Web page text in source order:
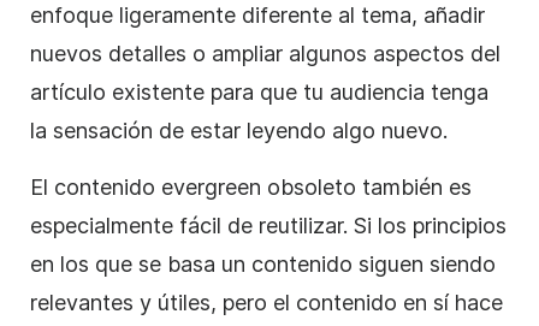
enfoque ligeramente diferente al tema, añadir
nuevos detalles o ampliar algunos aspectos del
artículo existente para que tu audiencia tenga
la sensación de estar leyendo algo nuevo.
El contenido evergreen obsoleto también es
especialmente fácil de reutilizar. Si los principios
en los que se basa un contenido siguen siendo
relevantes y útiles, pero el contenido en sí hace